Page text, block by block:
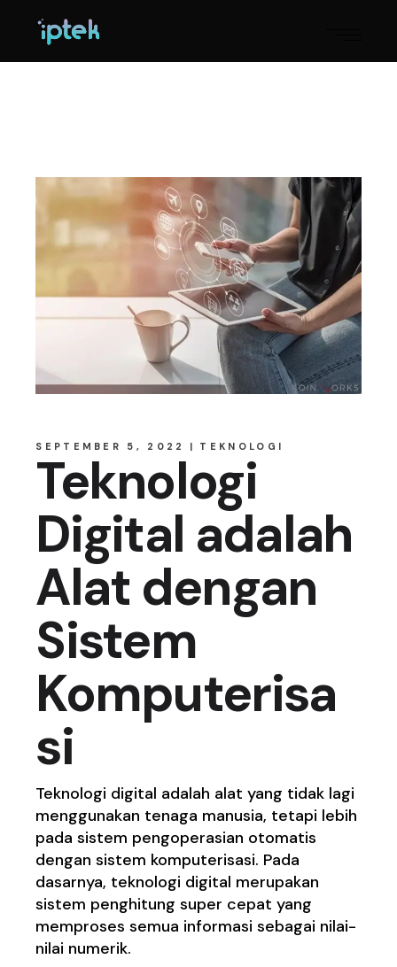
SEPTEMBER 5, 2022 TEKNOLOGI
Teknologi
Digital adalah
Alat dengan
Sistem
Komputerisa
si
Teknologi digital adalah alat yang tidak lagi
menggunakan tenaga manusia, tetapi lebih
pada sistem pengoperasian otomatis
dengan sistem komputerisasi. Pada
dasarnya, teknologi digital merupakan
sistem penghitung super cepat yang
memproses semua informasi sebagai nilai-
nilai numerik.